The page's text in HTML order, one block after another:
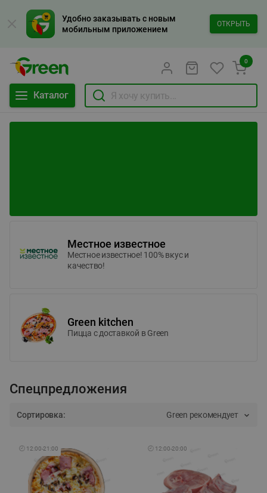
Удобно заказывать с новым
мобильным приложением
ОТКРЫТЬ
Каталог
0
Местное известное
Местное известное! 100% вкус и
качество!
Green kitchen
Пицца c доставкой в Green
Спецпредложения
Сортировка: Green рекомендует
🕘 12:00-21:00 🕘 12:00-20:00